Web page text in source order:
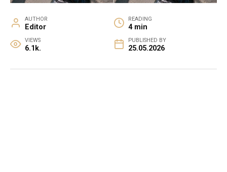
AUTHOR
Editor
READING
4 min
VIEWS
6.1k.
PUBLISHED BY
25.05.2026